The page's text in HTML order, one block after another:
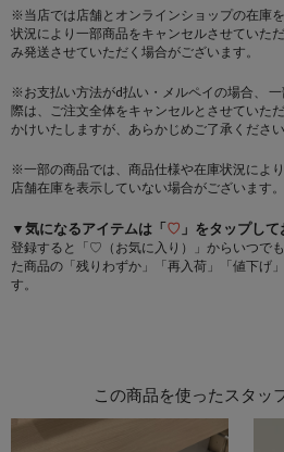
※当店では店舗とオンラインショップの在庫
状況により一部商品をキャンセルさせていた
み発送させていただく場合がございます。
※お支払い方法がd払い・メルペイの場合、
際は、ご注文全体をキャンセルとさせていた
かけいたしますが、あらかじめご了承ください
※一部の商品では、商品仕様や在庫状況によ
店舗在庫を表示していない場合がございます
▼気になるアイテムは「♡ 」をタップし
登録すると「♡（お気に入り）」からいつで
た商品の「残りわずか」「再入荷」「値下げ
す。
この商品を使ったスタッ